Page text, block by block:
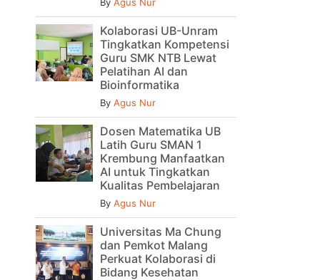
Kolaborasi UB-Unram
Tingkatkan Kompetensi
Guru SMK NTB Lewat
Pelatihan AI dan
Bioinformatika
By Agus Nur
Dosen Matematika UB
Latih Guru SMAN 1
Krembung Manfaatkan
AI untuk Tingkatkan
Kualitas Pembelajaran
By Agus Nur
Universitas Ma Chung
dan Pemkot Malang
Perkuat Kolaborasi di
Bidang Kesehatan